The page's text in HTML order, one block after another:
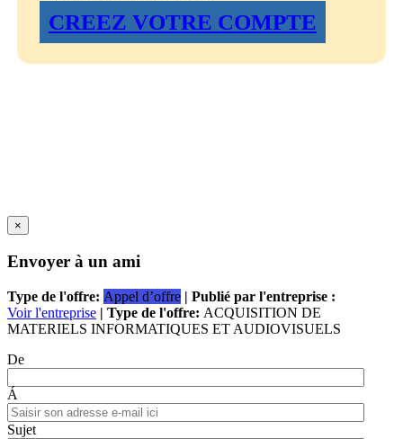
CREEZ VOTRE COMPTE
×
Envoyer à un ami
Type de l'offre: Appel d’offre | Publié par l'entreprise :
Voir l'entreprise | Type de l'offre: ACQUISITION DE
MATERIELS INFORMATIQUES ET AUDIOVISUELS
De
Á
Sujet